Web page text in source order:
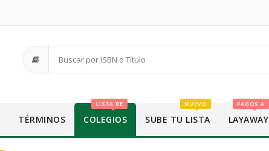
TÉRMINOS COLEGIOS
LISTA DE
SUBE TU LISTA
NUEVO
LAYAWAY
PAGOS A